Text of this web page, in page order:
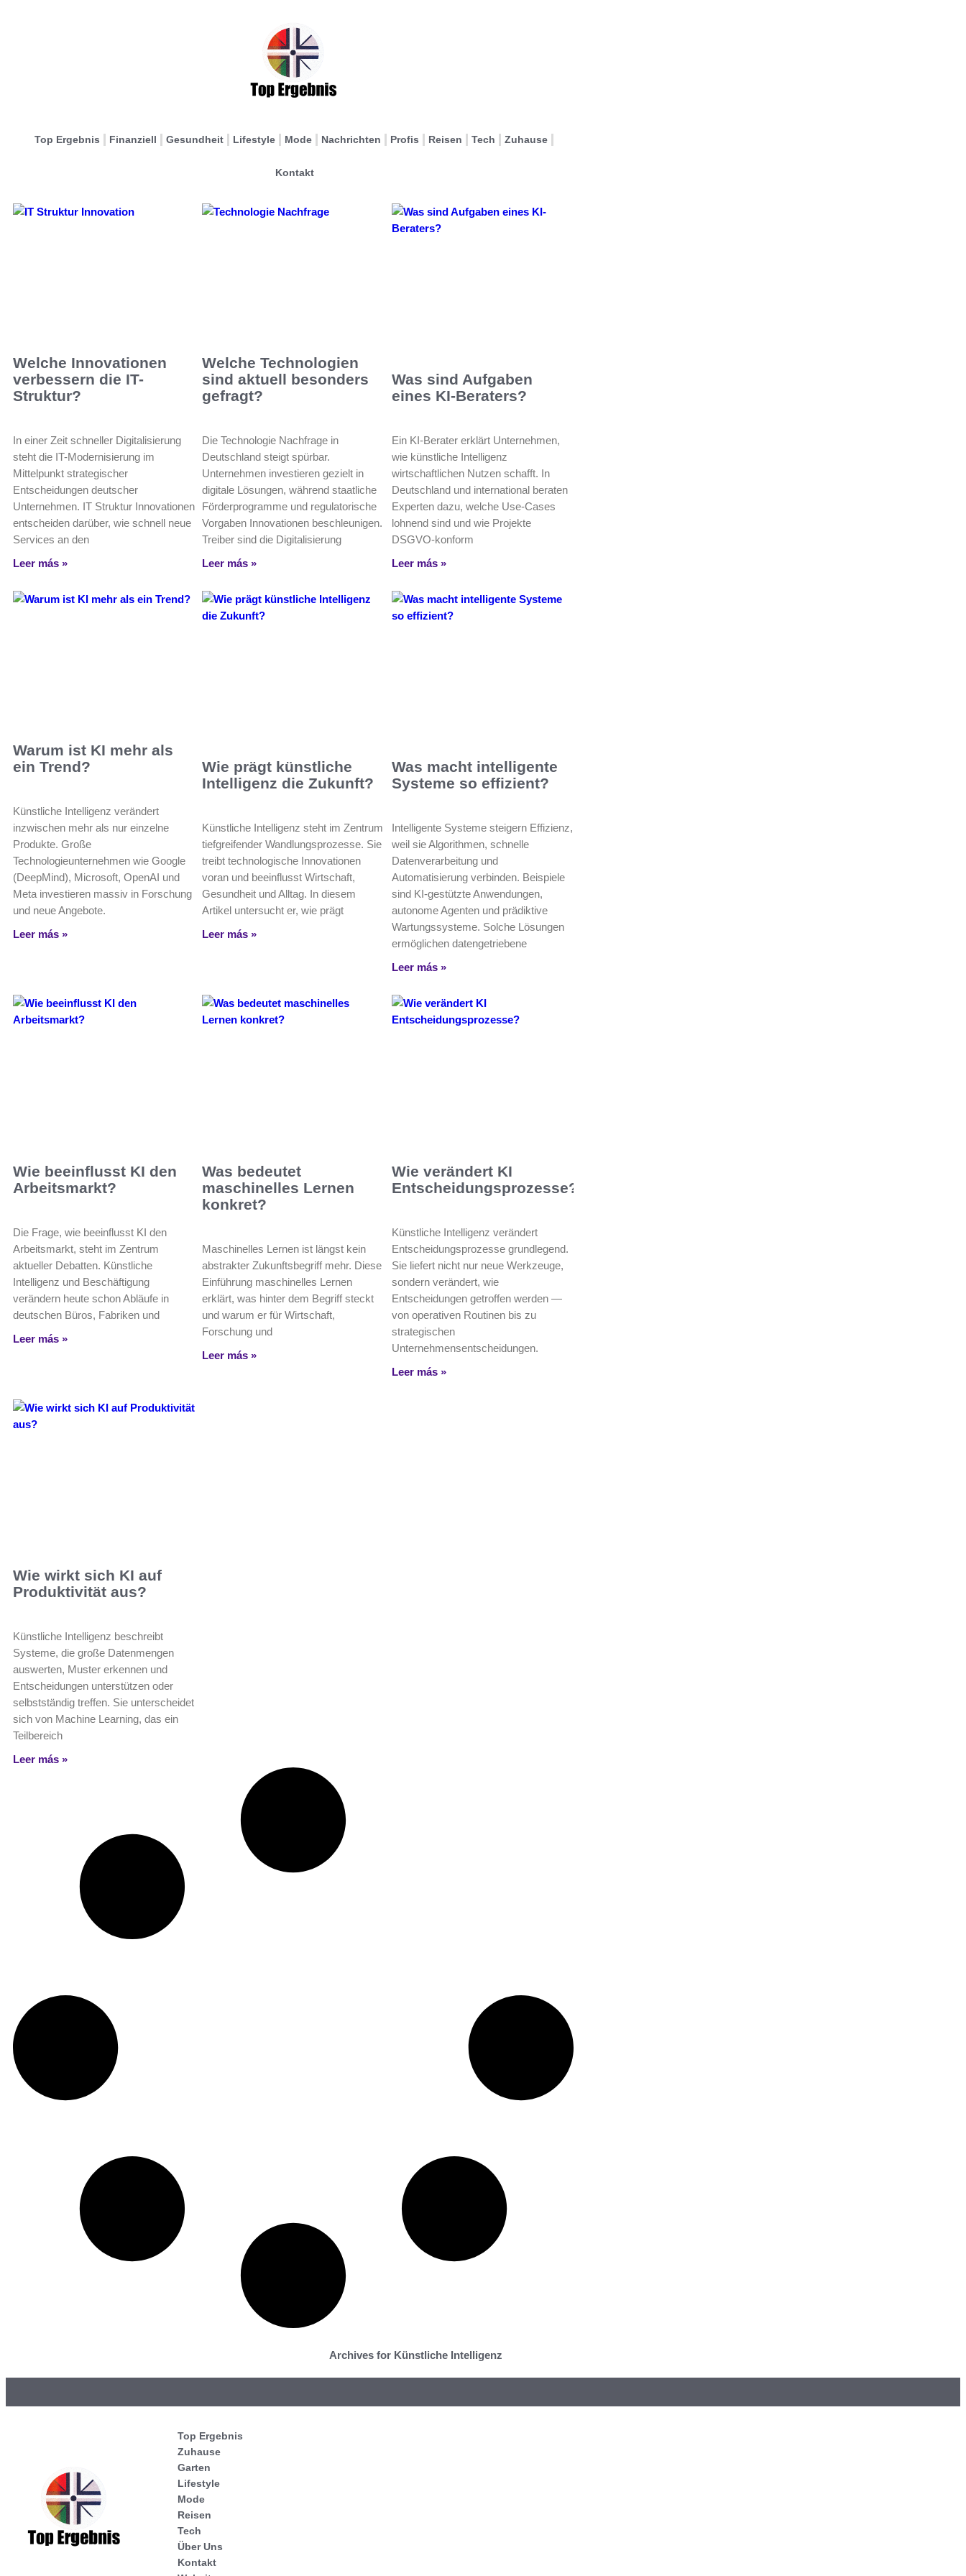
Top Ergebnis Finanziell Gesundheit Lifestyle Mode Nachrichten Profis Reisen Tech Zuhause
Kontakt
Welche Innovationen
verbessern die IT-
Struktur?
In einer Zeit schneller Digitalisierung
steht die IT-Modernisierung im
Mittelpunkt strategischer
Entscheidungen deutscher
Unternehmen. IT Struktur Innovationen
entscheiden darüber, wie schnell neue
Services an den
Leer más »
Welche Technologien
sind aktuell besonders
gefragt?
Die Technologie Nachfrage in
Deutschland steigt spürbar.
Unternehmen investieren gezielt in
digitale Lösungen, während staatliche
Förderprogramme und regulatorische
Vorgaben Innovationen beschleunigen.
Treiber sind die Digitalisierung
Leer más »
Was sind Aufgaben
eines KI-Beraters?
Ein KI-Berater erklärt Unternehmen,
wie künstliche Intelligenz
wirtschaftlichen Nutzen schafft. In
Deutschland und international beraten
Experten dazu, welche Use‑Cases
lohnend sind und wie Projekte
DSGVO-konform
Leer más »
Warum ist KI mehr als
ein Trend?
Künstliche Intelligenz verändert
inzwischen mehr als nur einzelne
Produkte. Große
Technologieunternehmen wie Google
(DeepMind), Microsoft, OpenAI und
Meta investieren massiv in Forschung
und neue Angebote.
Leer más »
Wie prägt künstliche
Intelligenz die Zukunft?
Künstliche Intelligenz steht im Zentrum
tiefgreifender Wandlungsprozesse. Sie
treibt technologische Innovationen
voran und beeinflusst Wirtschaft,
Gesundheit und Alltag. In diesem
Artikel untersucht er, wie prägt
Leer más »
Was macht intelligente
Systeme so effizient?
Intelligente Systeme steigern Effizienz,
weil sie Algorithmen, schnelle
Datenverarbeitung und
Automatisierung verbinden. Beispiele
sind KI-gestützte Anwendungen,
autonome Agenten und prädiktive
Wartungssysteme. Solche Lösungen
ermöglichen datengetriebene
Leer más »
Wie beeinflusst KI den
Arbeitsmarkt?
Die Frage, wie beeinflusst KI den
Arbeitsmarkt, steht im Zentrum
aktueller Debatten. Künstliche
Intelligenz und Beschäftigung
verändern heute schon Abläufe in
deutschen Büros, Fabriken und
Leer más »
Was bedeutet
maschinelles Lernen
konkret?
Maschinelles Lernen ist längst kein
abstrakter Zukunftsbegriff mehr. Diese
Einführung maschinelles Lernen
erklärt, was hinter dem Begriff steckt
und warum er für Wirtschaft,
Forschung und
Leer más »
Wie verändert KI
Entscheidungsprozesse?
Künstliche Intelligenz verändert
Entscheidungsprozesse grundlegend.
Sie liefert nicht nur neue Werkzeuge,
sondern verändert, wie
Entscheidungen getroffen werden —
von operativen Routinen bis zu
strategischen
Unternehmensentscheidungen.
Leer más »
Wie wirkt sich KI auf
Produktivität aus?
Künstliche Intelligenz beschreibt
Systeme, die große Datenmengen
auswerten, Muster erkennen und
Entscheidungen unterstützen oder
selbstständig treffen. Sie unterscheidet
sich von Machine Learning, das ein
Teilbereich
Leer más »
Archives for Künstliche Intelligenz
Top Ergebnis
Zuhause
Garten
Lifestyle
Mode
Reisen
Tech
Über Uns
Kontakt